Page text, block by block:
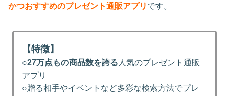
かつおすすめのプレゼント通販アプリ です。
【特徴】
○27万点もの商品数を誇る 人気のプレゼント通販
アプリ
○贈る相手やイベントなど多彩な検索方法でプレ